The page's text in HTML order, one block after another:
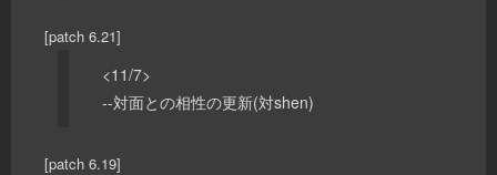
[patch 6.21]
<11/7>
--対面との相性の更新(対shen)
[patch 6.19]